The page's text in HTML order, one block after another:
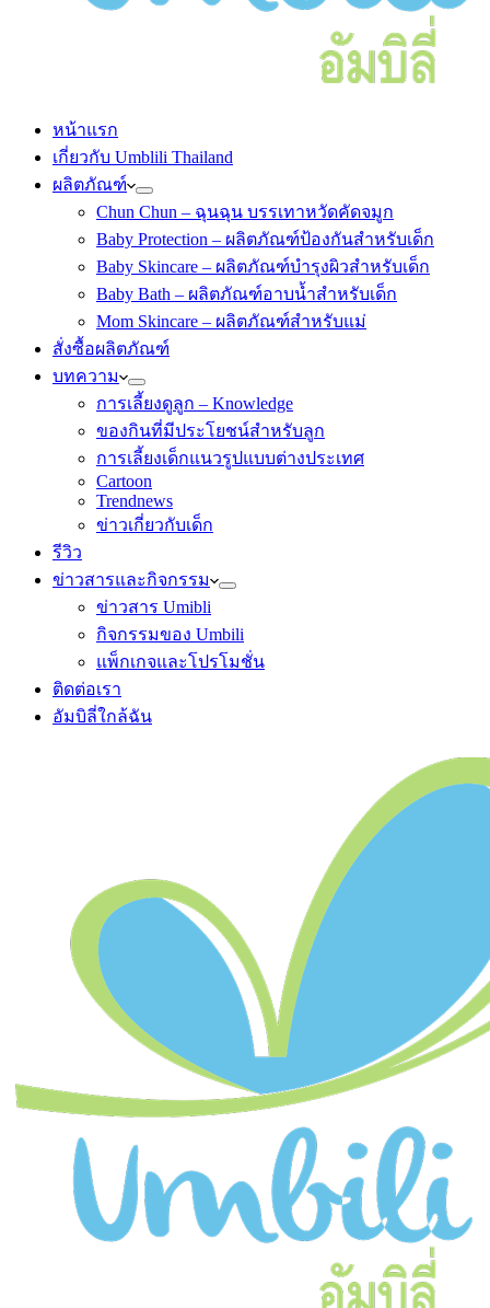
หน้าแรก
เกี่ยวกับ Umblili Thailand
ผลิตภัณฑ์
Chun Chun – ฉุนฉุน บรรเทาหวัดคัดจมูก
Baby Protection – ผลิตภัณฑ์ป้องกันสำหรับเด็ก
Baby Skincare – ผลิตภัณฑ์บำรุงผิวสำหรับเด็ก
Baby Bath – ผลิตภัณฑ์อาบน้ำสำหรับเด็ก
Mom Skincare – ผลิตภัณฑ์สำหรับแม่
สั่งซื้อผลิตภัณฑ์
บทความ
การเลี้ยงดูลูก – Knowledge
ของกินที่มีประโยชน์สำหรับลูก
การเลี้ยงเด็กแนวรูปแบบต่างประเทศ
Cartoon
Trendnews
ข่าวเกี่ยวกับเด็ก
รีวิว
ข่าวสารและกิจกรรม
ข่าวสาร Umibli
กิจกรรมของ Umbili
แพ็กเกจและโปรโมชั่น
ติดต่อเรา
อัมบิลี่ใกล้ฉัน